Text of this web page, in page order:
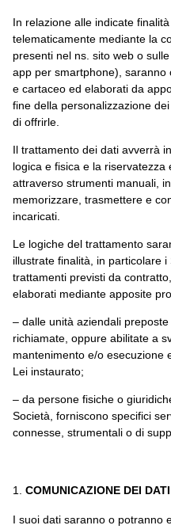
In relazione alle indicate
telematicamente mediante la
presenti nel ns. sito web o
app per smartphone),
e cartaceo ed elaborati da
fine della personalizzazione
di offrirle.
Il trattamento dei dati avverrà
logica e fisica e la
attraverso strumenti manuali,
memorizzare, trasmettere e
incaricati.
Le logiche del trattamento
illustrate finalità, in particolare
trattamenti previsti da
elaborati mediante apposite
– dalle unità aziendali
richiamate, oppure abilitate a
mantenimento e/o esecuzione
Lei instaurato;
– da persone fisiche o
Società, forniscono specifici
connesse, strumentali o di
COMUNICAZIONE DEI DATI
I suoi dati saranno o potranno